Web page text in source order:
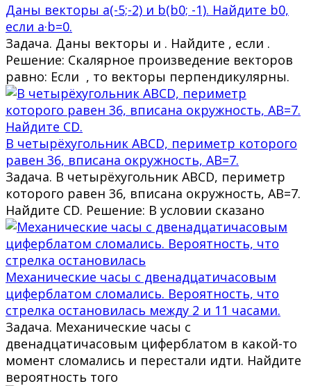
Даны векторы a(-5;-2) и b(b0; -1). Найдите b0,
если a·b=0.
Задача. Даны векторы и . Найдите , если .
Решение: Скалярное произведение векторов
равно: Если , то векторы перпендикулярны.
В четырёхугольник ABCD, периметр которого
равен 36, вписана окружность, AB=7.
Задача. В четырёхугольник ABCD, периметр
которого равен 36, вписана окружность, AB=7.
Найдите CD. Решение: В условии сказано
Механические часы с двенадцатичасовым
циферблатом сломались. Вероятность, что
стрелка остановилась между 2 и 11 часами.
Задача. Механические часы с
двенадцатичасовым циферблатом в какой-то
момент сломались и перестали идти. Найдите
вероятность того